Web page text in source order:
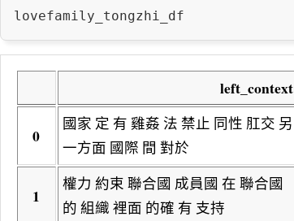
left_context
0
國家 定 有 雞姦 法 禁止 同性 肛交 另
一方面 國際 間 對於
1
權力 約束 聯合國 成員國 在 聯合國
的 組織 裡面 的確 有 支持